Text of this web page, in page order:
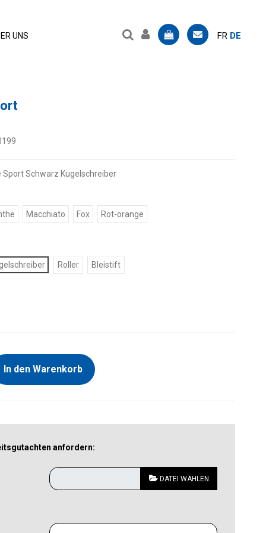
UNS FR DE
Sport Schwarz Kugelschreiber
Macchiato Fox Rot-orange
Roller Bleistift
In den Warenkorb
anfordern:
DATEI WÄHLEN